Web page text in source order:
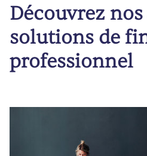
Découvrez
solutions de
professionnel